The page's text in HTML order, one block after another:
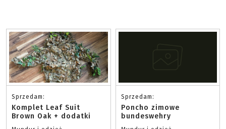
Sprzedam:
Komplet Leaf Suit
Brown Oak + dodatki
Sprzedam:
Poncho zimowe
bundeswehry